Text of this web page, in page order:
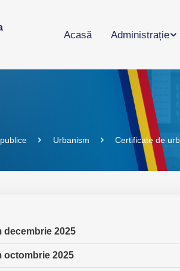
Acasă Administrație
Urbanism Certificate de
decembrie 2025
octombrie 2025